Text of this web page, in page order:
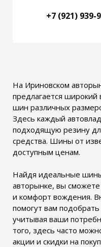
+7 (921) 939-
На Ириновском
предлагается
шин различных
Здесь каждый
подходящую резину
средства. Шины от
доступным ценам.
Найдя идеальные
авторынке, вы
и комфорт вождения.
помогут вам
учитывая ваши
того, здесь часто
акции и скидки на